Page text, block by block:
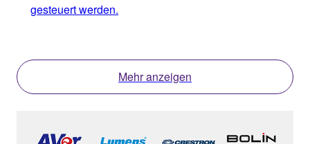
gesteuert werden.
Mehr anzeigen